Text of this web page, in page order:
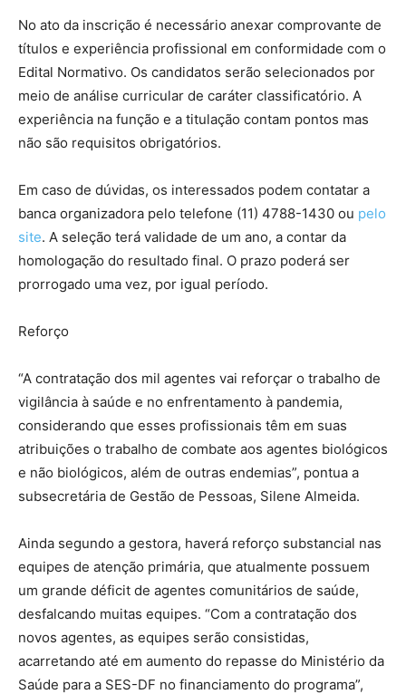
No ato da inscrição é necessário anexar comprovante de
títulos e experiência profissional em conformidade com o
Edital Normativo. Os candidatos serão selecionados por
meio de análise curricular de caráter classificatório. A
experiência na função e a titulação contam pontos mas
não são requisitos obrigatórios.
Em caso de dúvidas, os interessados podem contatar a
banca organizadora pelo telefone (11) 4788-1430 ou pelo
site. A seleção terá validade de um ano, a contar da
homologação do resultado final. O prazo poderá ser
prorrogado uma vez, por igual período.
Reforço
“A contratação dos mil agentes vai reforçar o trabalho de
vigilância à saúde e no enfrentamento à pandemia,
considerando que esses profissionais têm em suas
atribuições o trabalho de combate aos agentes biológicos
e não biológicos, além de outras endemias”, pontua a
subsecretária de Gestão de Pessoas, Silene Almeida.
Ainda segundo a gestora, haverá reforço substancial nas
equipes de atenção primária, que atualmente possuem
um grande déficit de agentes comunitários de saúde,
desfalcando muitas equipes. “Com a contratação dos
novos agentes, as equipes serão consistidas,
acarretando até em aumento do repasse do Ministério da
Saúde para a SES-DF no financiamento do programa”,